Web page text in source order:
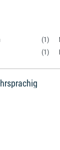
(1)
(1)